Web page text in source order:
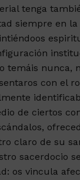
tenga
siempre en la
temáis nunca,
con el
de ciertos
claro de su
sacerdocio
os vincula